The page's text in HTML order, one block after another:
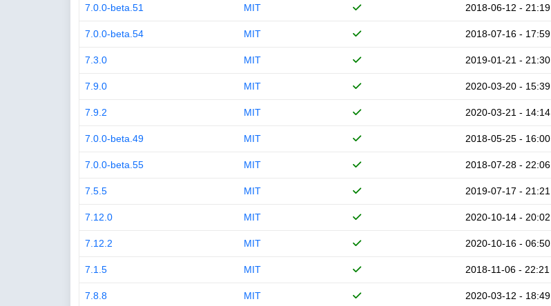
7.0.0-beta.51 MIT 2018-06-12 - 21:19
7.0.0-beta.54 MIT 2018-07-16 - 17:59
7.3.0 MIT 2019-01-21 - 21:30
7.9.0 MIT 2020-03-20 - 15:39
7.9.2 MIT 2020-03-21 - 14:14
7.0.0-beta.49 MIT 2018-05-25 - 16:00
7.0.0-beta.55 MIT 2018-07-28 - 22:06
7.5.5 MIT 2019-07-17 - 21:21
7.12.0 MIT 2020-10-14 - 20:02
7.12.2 MIT 2020-10-16 - 06:50
7.1.5 MIT 2018-11-06 - 22:21
7.8.8 MIT 2020-03-12 - 18:49